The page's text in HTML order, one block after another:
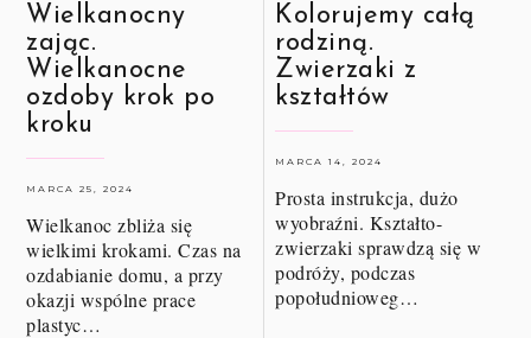
Wielkanocny
zając.
Wielkanocne
ozdoby krok po
kroku
MARCA 25, 2024
Wielkanoc zbliża się
wielkimi krokami. Czas na
ozdabianie domu, a przy
okazji wspólne prace
plastyc…
Kolorujemy całą
rodziną.
Zwierzaki z
kształtów
MARCA 14, 2024
Prosta instrukcja, dużo
wyobraźni. Kształto-
zwierzaki sprawdzą się w
podróży, podczas
popołudnioweg…